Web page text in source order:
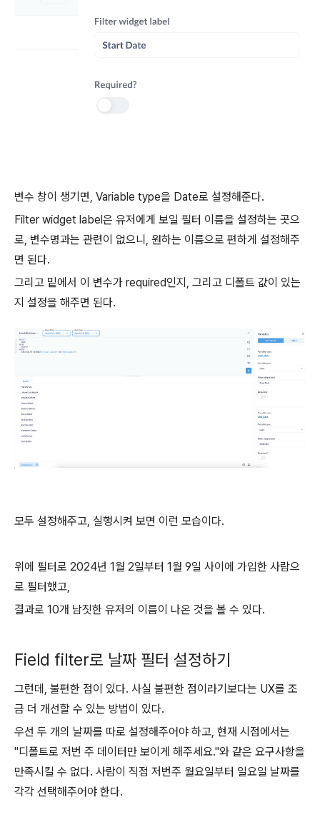
변수 창이 생기면, Variable type을 Date로 설정해준다.
Filter widget label은 유저에게 보일 필터 이름을 설정하는 곳으
로, 변수명과는 관련이 없으니, 원하는 이름으로 편하게 설정해주
면 된다.
그리고 밑에서 이 변수가 required인지, 그리고 디폴트 값이 있는
지 설정을 해주면 된다.
모두 설정해주고, 실행시켜 보면 이런 모습이다.
위에 필터로 2024년 1월 2일부터 1월 9일 사이에 가입한 사람으
로 필터했고,
결과로 10개 남짓한 유저의 이름이 나온 것을 볼 수 있다.
Field filter로 날짜 필터 설정하기
그런데, 불편한 점이 있다. 사실 불편한 점이라기보다는 UX를 조
금 더 개선할 수 있는 방법이 있다.
우선 두 개의 날짜를 따로 설정해주어야 하고, 현재 시점에서는
"디폴트로 저번 주 데이터만 보이게 해주세요."와 같은 요구사항을
만족시킬 수 없다. 사람이 직접 저번주 월요일부터 일요일 날짜를
각각 선택해주어야 한다.